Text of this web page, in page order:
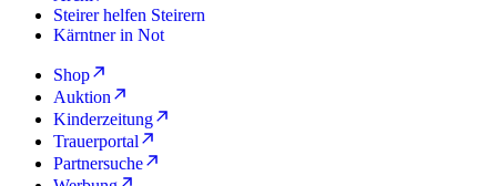
Steirer helfen Steirern
Kärntner in Not
Shop
Auktion
Kinderzeitung
Trauerportal
Partnersuche